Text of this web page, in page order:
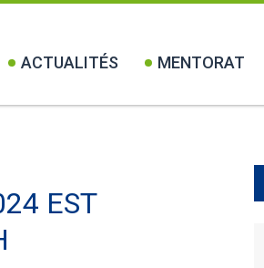
ACTUALITÉS MENTORAT
EST